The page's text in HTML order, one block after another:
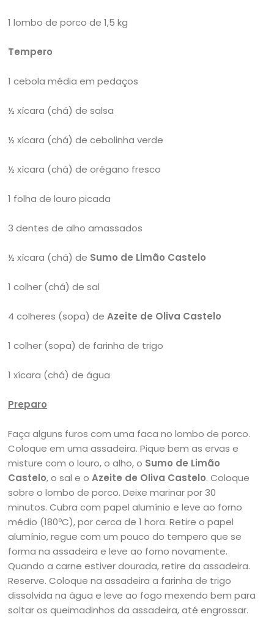
1 lombo de porco de 1,5 kg
Tempero
1 cebola média em pedaços
½ xícara (chá) de salsa
½ xícara (chá) de cebolinha verde
½ xícara (chá) de orégano fresco
1 folha de louro picada
3 dentes de alho amassados
½ xícara (chá) de Sumo de Limão Castelo
1 colher (chá) de sal
4 colheres (sopa) deAzeite de Oliva Castelo
1 colher (sopa) de farinha de trigo
1 xícara (chá) de água
Preparo
Faça alguns furos com uma faca no lombo de porco.
Coloque em uma assadeira. Pique bem as ervas e
misture com o louro, o alho, o Sumo de Limão
Castelo, o sal e oAzeite de Oliva Castelo. Coloque
sobre o lombo de porco. Deixe marinar por 30
minutos. Cubra com papel alumínio e leve ao forno
médio (180ºC), por cerca de 1 hora. Retire o papel
alumínio, regue com um pouco do tempero que se
forma na assadeira e leve ao forno novamente.
Quando a carne estiver dourada, retire da assadeira.
Reserve. Coloque na assadeira a farinha de trigo
dissolvida na água e leve ao fogo mexendo bem para
soltar os queimadinhos da assadeira, até engrossar.